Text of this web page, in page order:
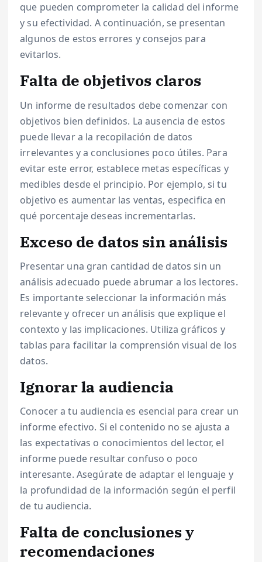
que pueden comprometer la calidad del informe
y su efectividad. A continuación, se presentan
algunos de estos errores y consejos para
evitarlos.
Falta de objetivos claros
Un informe de resultados debe comenzar con
objetivos bien definidos. La ausencia de estos
puede llevar a la recopilación de datos
irrelevantes y a conclusiones poco útiles. Para
evitar este error, establece metas específicas y
medibles desde el principio. Por ejemplo, si tu
objetivo es aumentar las ventas, especifica en
qué porcentaje deseas incrementarlas.
Exceso de datos sin análisis
Presentar una gran cantidad de datos sin un
análisis adecuado puede abrumar a los lectores.
Es importante seleccionar la información más
relevante y ofrecer un análisis que explique el
contexto y las implicaciones. Utiliza gráficos y
tablas para facilitar la comprensión visual de los
datos.
Ignorar la audiencia
Conocer a tu audiencia es esencial para crear un
informe efectivo. Si el contenido no se ajusta a
las expectativas o conocimientos del lector, el
informe puede resultar confuso o poco
interesante. Asegúrate de adaptar el lenguaje y
la profundidad de la información según el perfil
de tu audiencia.
Falta de conclusiones y
recomendaciones